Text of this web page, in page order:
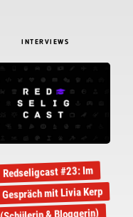
INTERVIEWS
Redseligcast #23: Im
Gespräch mit Livia Kerp